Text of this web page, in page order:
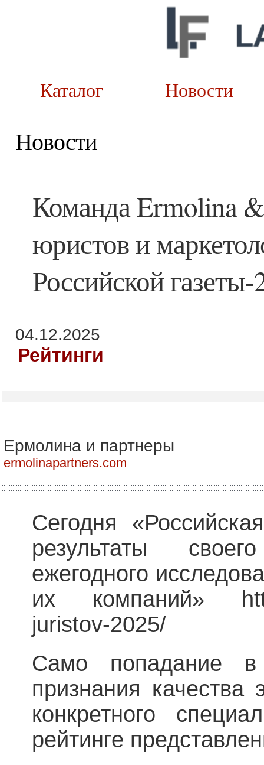
Каталог
Новости
Команда Ermolina
юристов и
Российской
04.12.2025
Рейтинги
Ермолина и партнеры
ermolinapartners.com
Сегодня
результаты
ежегодного
их компаний»
juristov-2025/
Само попадание в
признания качества
конкретного
рейтинге